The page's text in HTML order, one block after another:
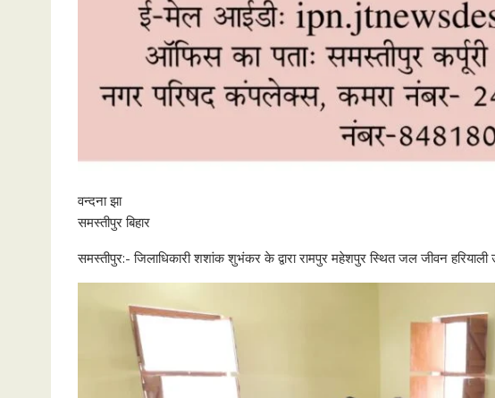
वन्दना झा
समस्तीपुर बिहार
समस्तीपुर:- जिलाधिकारी शशांक शुभंकर के द्वारा रामपुर महेशपुर स्थित जल जीवन हरियाली